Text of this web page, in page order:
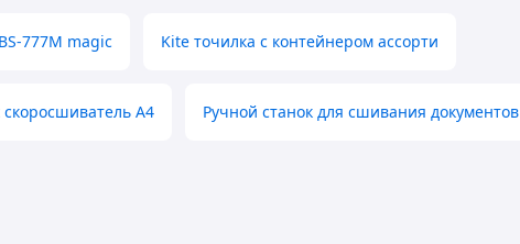
777M magic Kite точилка с контейнером ассорти
А4 Ручной станок для сшивания документов